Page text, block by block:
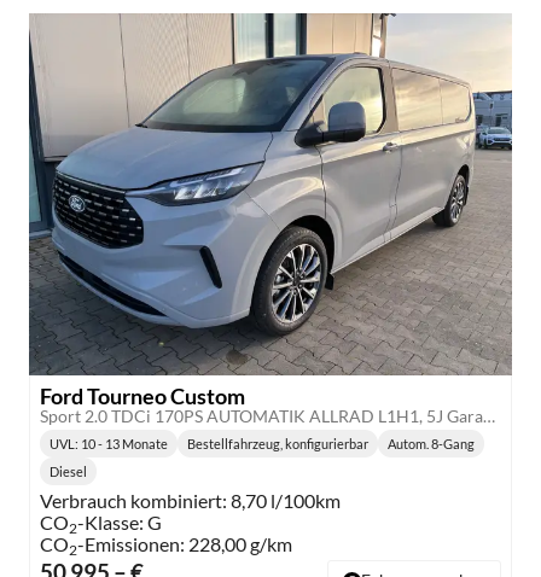
Ford Tourneo Custom
Sport 2.0 TDCi 170PS AUTOMATIK ALLRAD L1H1, 5J Garantie, 8 Plätze, 17" Alu, Schiebetüre re+li, Teil-Kunstlederpolster + Sitzheizung, 3-Zonen-Klimautomatik, Alarm, Privacy-Glas, Parksensoren v/h, Rückfahrkamera, LED-Scheinwerfer, Keyless, Beh. Frontscheibe
Lieferzeit:
UVL : 10 - 13 Monate Bestellfahrzeug, konfigurierbar
Getriebe:
Autom. 8-Gang
Kraftstoff:
Diesel
Verbrauch kombiniert: 8,70 l/100km
CO2-Klasse: G
CO2-Emissionen: 228,00 g/km